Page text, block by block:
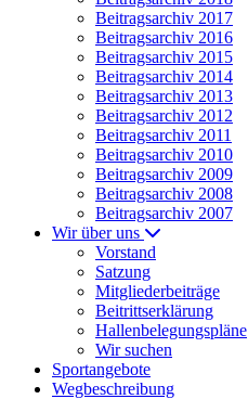
Beitragsarchiv 2017
Beitragsarchiv 2016
Beitragsarchiv 2015
Beitragsarchiv 2014
Beitragsarchiv 2013
Beitragsarchiv 2012
Beitragsarchiv 2011
Beitragsarchiv 2010
Beitragsarchiv 2009
Beitragsarchiv 2008
Beitragsarchiv 2007
Wir über uns
Vorstand
Satzung
Mitgliederbeiträge
Beitrittserklärung
Hallenbelegungspläne
Wir suchen
Sportangebote
Wegbeschreibung